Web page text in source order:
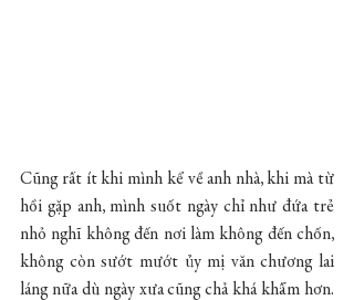
Cũng rất ít khi mình kể về anh nhà, khi mà từ
hồi gặp anh, mình suốt ngày chỉ như đứa trẻ
nhỏ nghĩ không đến nơi làm không đến chốn,
không còn sướt mướt ủy mị văn chương lai
láng nữa dù ngày xưa cũng chả khá khẩm hơn.